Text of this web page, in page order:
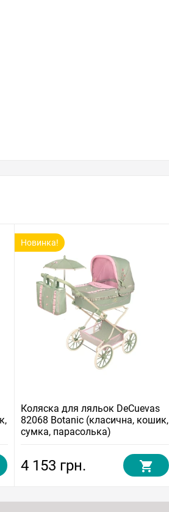
Новинка!
Коляска для ляльок DeCuevas
82068 Botanic (класична, кошик,
сумка, парасолька)
4 153 грн.